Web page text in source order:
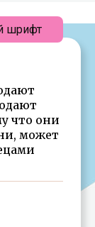
что они
может
шрифт